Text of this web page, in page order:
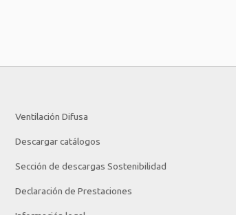
Ventilación Difusa
Descargar catálogos
Sección de descargas Sostenibilidad
Declaración de Prestaciones